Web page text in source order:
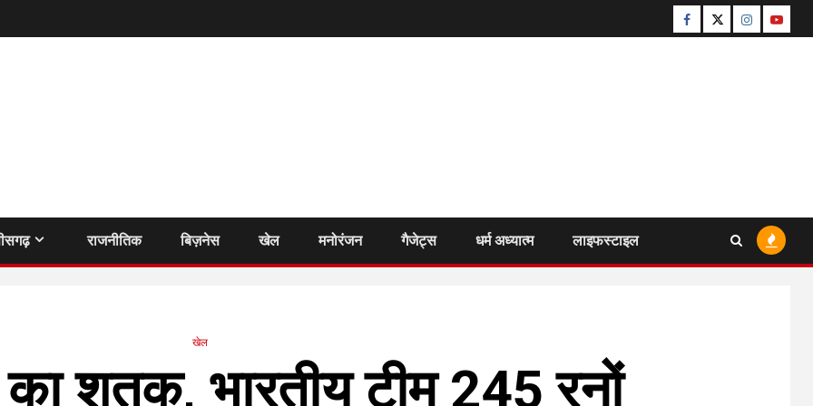
Facebook
TwitterInstagram
राजनीतिक बिज़नेस खेल मनोरंजन गैजेट्स धर्म अध्यात्म लाइफस्टाइल
खेल
शतक, भारतीय टीम 245 रनों